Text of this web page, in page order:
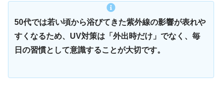
50代では若い頃から浴びてきた紫外線の影響が表れや
すくなるため、UV対策は「外出時だけ」でなく、毎
日の習慣として意識することが大切です。